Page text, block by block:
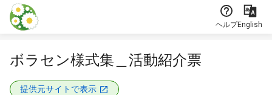
本文に飛ぶ
ヘルプEnglish
ボラセン様式集＿活動紹介票
提供元サイトで表示